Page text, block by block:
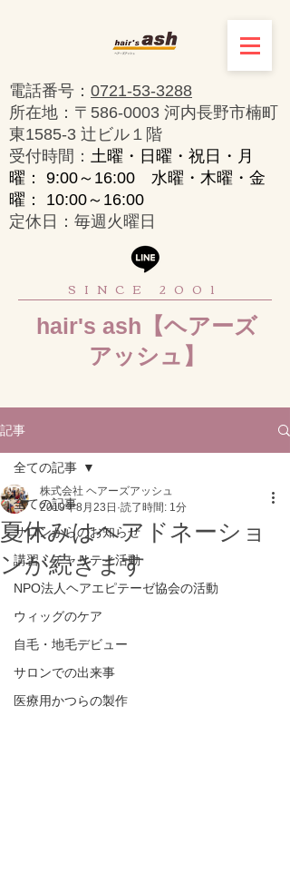
SINCE 2001
hair's ash【ヘアーズ
アッシュ】
電話番号： 0721-53-3288
所在地：〒586-0003 河内長野市楠町
東1585-3 辻ビル１階
​受付時間： 土曜・日曜・祝日・月
曜： 9:00～16:00 水曜・木曜・金
曜： 10:00～16:00
定休日：毎週火曜日
記事
全ての記事
サロンからのお知らせ
講習・チャリティ活動
NPO法人ヘアエピテーゼ協会の活動
ウィッグのケア
自毛・地毛デビュー
サロンでの出来事
医療用かつらの製作
全ての記事
夏休みはヘアドネーショ
ンが続きます
株式会社 ヘアーズアッシュ
2019年8月23日 読了時間: 1分